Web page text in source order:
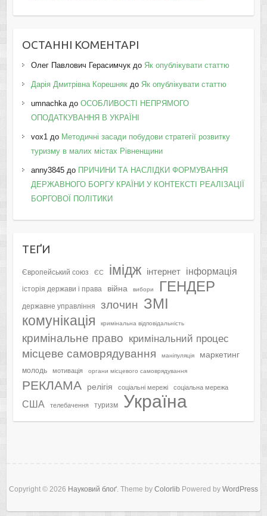
ОСТАННІ КОМЕНТАРІ
Олег Павлович Герасимчукдо Як опублікувати статтю
Дарія Дмитрівна Корешнякдо Як опублікувати статтю
umnachkaдо ОСОБЛИВОСТІ НЕПРЯМОГО
ОПОДАТКУВАННЯ В УКРАЇНІ
vox1до Методичні засади побудови стратегії розвитку
туризму в малих містах Рівненщини
anny3845до ПРИЧИНИ ТА НАСЛІДКИ ФОРМУВАННЯ
ДЕРЖАВНОГО БОРГУ КРАЇНИ У КОНТЕКСТІ РЕАЛІЗАЦІЇ
БОРГОВОЇ ПОЛІТИКИ
ТЕҐИ
Європейський союз ЄС імідж інтернет інформація
історія держави і права війна вибори ГЕНДЕР
державне управління злочин ЗМІ
комунікація кримінальна відповідальність
кримінальне право кримінальний процес
місцеве самоврядування маніпуляція маркетинг
молодь мотивація органи місцевого самоврядування
РЕКЛАМА релігія соціальні мережі соціальна мережа
США телебачення туризм Україна
Copyright © 2026 Науковий блоґ. Theme by Colorlib Powered by WordPress